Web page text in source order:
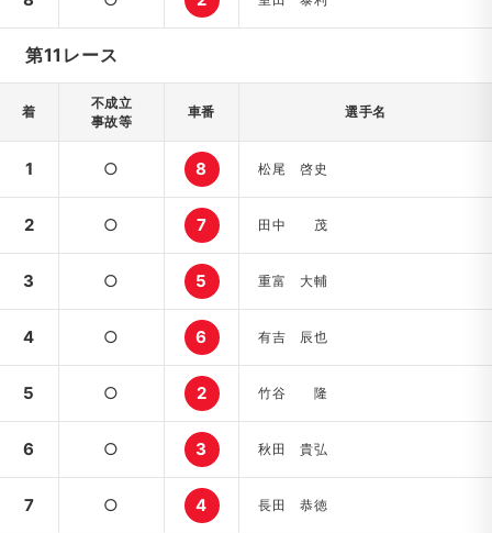
第11レース
着
不成立
事故等
車番 選手名
1 ○ 8 松尾 啓史
2 ○ 7 田中 茂
3 ○ 5 重富 大輔
4 ○ 6 有吉 辰也
5 ○ 2 竹谷 隆
6 ○ 3 秋田 貴弘
7 ○ 4 長田 恭徳